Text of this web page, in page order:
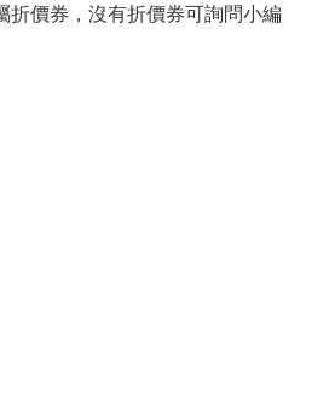
折價券，沒有折價券可詢問小編